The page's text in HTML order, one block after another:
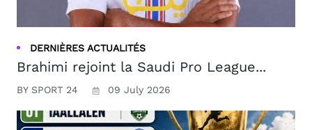
DERNIÈRES ACTUALITÉS
Brahimi rejoint la Saudi Pro League...
BY SPORT 24 09 July 2026